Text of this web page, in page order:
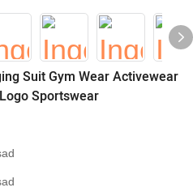
Suit Gym Wear Activewear
Sportswear